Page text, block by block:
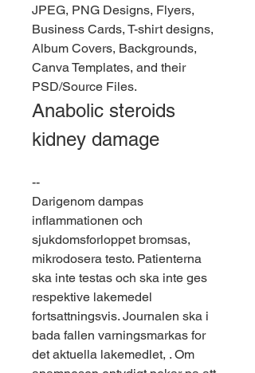
JPEG, PNG Designs, Flyers,
Business Cards, T-shirt designs,
Album Covers, Backgrounds,
Canva Templates, and their
PSD/Source Files.
Anabolic steroids
kidney damage
--
Darigenom dampas
inflammationen och
sjukdomsforloppet bromsas,
mikrodosera testo. Patienterna
ska inte testas och ska inte ges
respektive lakemedel
fortsattningsvis. Journalen ska i
bada fallen varningsmarkas for
det aktuella lakemedlet, . Om